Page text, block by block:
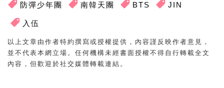
防彈少年團 南韓天團 BTS JIN
入伍
以上文章由作者特約撰寫或授權提供，內容謹反映作者意見，
並不代表本網立場。任何機構未經書面授權不得自行轉載全文
內容，但歡迎於社交媒體轉載連結。